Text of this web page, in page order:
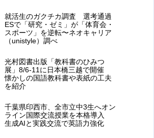
就活生のガクチカ調査 選考通過
ESで「研究・ゼミ」が「体育会・
スポーツ」を逆転〜ネオキャリア
（unistyle）調べ
光村図書出版「教科書のひみつ
展」8/6-11に日本橋三越で開催
懐かしの国語教科書や表紙の工夫
を紹介
千葉県印西市、全市立中3生へオン
ライン国際交流授業を本格導入
生成AIと実践交流で英語力強化